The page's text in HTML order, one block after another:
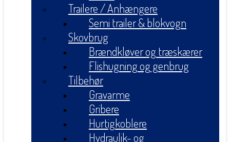
Trailere / Anhængere
Semi trailer & blokvogn
Skovbrug
Brændkløver og træskærer
Flishugning og genbrug
Tilbehør
Gravarme
Gribere
Hurtigkoblere
Hydraulik- og